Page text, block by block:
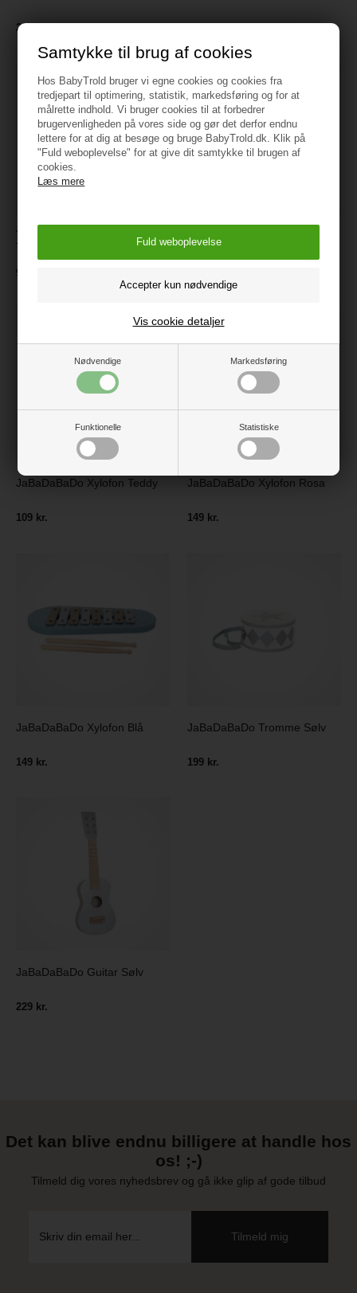
Samtykke til brug af cookies
Hos BabyTrold bruger vi egne cookies og cookies fra
tredjepart til optimering, statistik, markedsføring og for at
målrette indhold. Vi bruger cookies til at forbedrer
brugervenligheden på vores side og gør det derfor endnu
lettere for at dig at besøge og bruge BabyTrold.dk. Klik på
"Fuld weboplevelse" for at give dit samtykke til brugen af
cookies.
Læs mere
Nødvendige Markedsføring
Funktionelle Statistiske
Vis cookie detaljer
229 kr.
JaBaDaBaDo Tamburin
Tromme Rosa
99 kr.
JaBaDaBaDo Tromme Blå
JaBaDaBaDo Xylofon Teddy
109 kr.
JaBaDaBaDo Xylofon Rosa
149 kr.
JaBaDaBaDo Xylofon Blå
149 kr.
JaBaDaBaDo Tromme Sølv
199 kr.
JaBaDaBaDo Guitar Sølv
229 kr.
Det kan blive endnu billigere at handle hos
os! ;-)
Tilmeld dig vores nyhedsbrev og gå ikke glip af gode tilbud